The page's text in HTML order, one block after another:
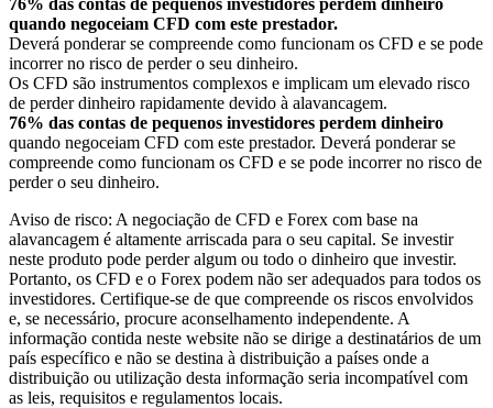
quando negoceiam CFD com este prestador.
Deverá ponderar se compreende como funcionam os CFD e se pode
incorrer no risco de perder o seu dinheiro.
Os CFD são instrumentos complexos e implicam um elevado risco
de perder dinheiro rapidamente devido à alavancagem.
76% das contas de pequenos investidores perdem dinheiro
quando negoceiam CFD com este prestador. Deverá ponderar se
compreende como funcionam os CFD e se pode incorrer no risco de
perder o seu dinheiro.
Aviso de risco: A negociação de CFD e Forex com base na
alavancagem é altamente arriscada para o seu capital. Se investir
neste produto pode perder algum ou todo o dinheiro que investir.
Portanto, os CFD e o Forex podem não ser adequados para todos os
investidores. Certifique-se de que compreende os riscos envolvidos
e, se necessário, procure aconselhamento independente. A
informação contida neste website não se dirige a destinatários de um
país específico e não se destina à distribuição a países onde a
distribuição ou utilização desta informação seria incompatível com
as leis, requisitos e regulamentos locais.